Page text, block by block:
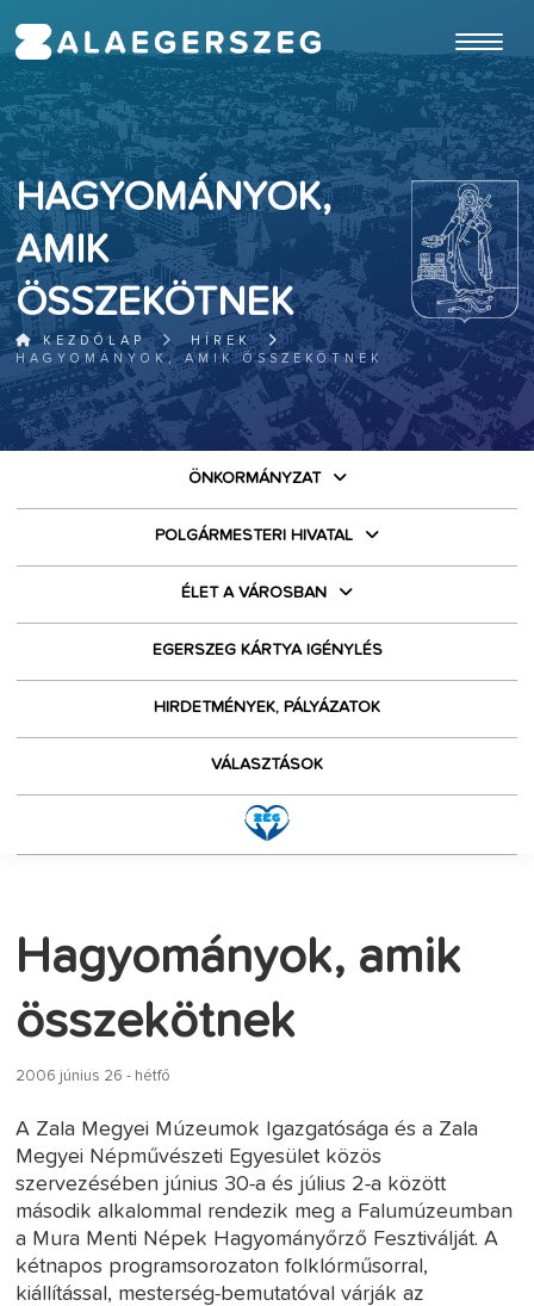
HAGYOMÁNYOK,
AMIK
ÖSSZEKÖTNEK
KEZDŐLAP
HÍREK
HAGYOMÁNYOK, AMIK ÖSSZEKÖTNEK
ÖNKORMÁNYZAT
POLGÁRMESTERI HIVATAL
ÉLET A VÁROSBAN
EGERSZEG KÁRTYA IGÉNYLÉS
HIRDETMÉNYEK, PÁLYÁZATOK
VÁLASZTÁSOK
Hagyományok, amik
összekötnek
2006 június 26 - hétfő
A Zala Megyei Múzeumok Igazgatósága és a Zala
Megyei Népművészeti Egyesület közös
szervezésében június 30-a és július 2-a között
második alkalommal rendezik meg a Falumúzeumban
a Mura Menti Népek Hagyományőrző Fesztiválját. A
kétnapos programsorozaton folklórműsorral,
kiállítással, mesterség-bemutatóval várják az